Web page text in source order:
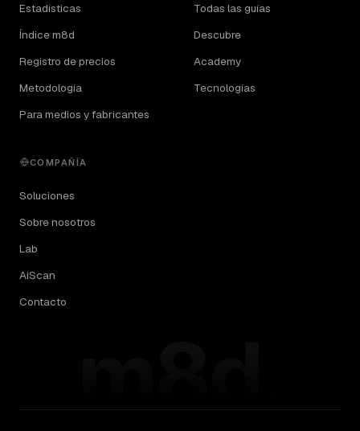
Estadísticas
Índice m8d
Registro de precios
Metodología
Para medios y fabricantes
Todas las guías
Descubre
Academy
Tecnologías
COMPAÑÍA
Soluciones
Sobre nosotros
Lab
AiScan
Contacto